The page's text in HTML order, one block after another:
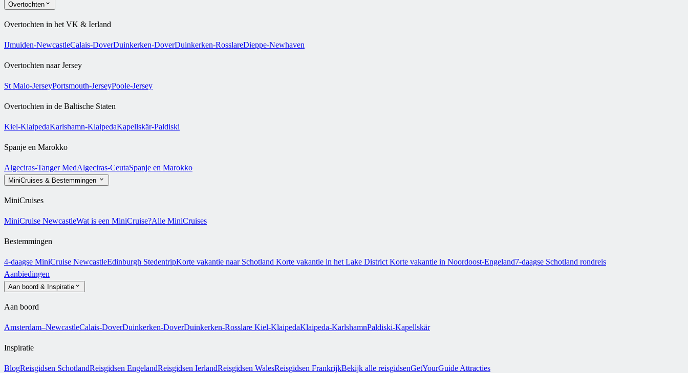
Overtochten
Overtochten in het VK & Ierland
IJmuiden-NewcastleCalais-DoverDuinkerken-DoverDuinkerken-RosslareDieppe-Newhaven
Overtochten naar Jersey
St Malo-JerseyPortsmouth-JerseyPoole-Jersey
Overtochten in de Baltische Staten
Kiel-KlaipedaKarlshamn-KlaipedaKapellskär-Paldiski
Spanje en Marokko
Algeciras-Tanger MedAlgeciras-CeutaSpanje en Marokko
MiniCruises & Bestemmingen
MiniCruises
MiniCruise NewcastleWat is een MiniCruise?Alle MiniCruises
Bestemmingen
4-daagse MiniCruise NewcastleEdinburgh StedentripKorte vakantie naar Schotland Korte vakantie in het Lake District Korte vakantie in Noordoost-Engeland7-daagse Schotland rondreis
Aanbiedingen
Aan boord & Inspiratie
Aan boord
Amsterdam–NewcastleCalais-DoverDuinkerken-DoverDuinkerken-Rosslare Kiel-KlaipedaKlaipeda-KarlshamnPaldiski-Kapellskär
Inspiratie
BlogReisgidsen SchotlandReisgidsen EngelandReisgidsen IerlandReisgidsen WalesReisgidsen FrankrijkBekijk alle reisgidsenGetYourGuide Attracties